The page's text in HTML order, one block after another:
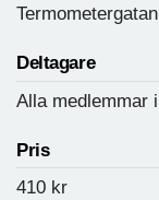
Deltagare
Alla medlemmar i
Pris
410 kr